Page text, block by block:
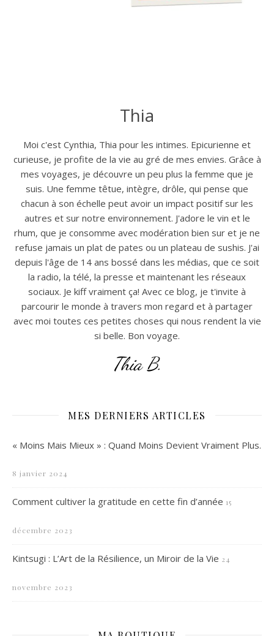
Thia
Moi c'est Cynthia, Thia pour les intimes. Epicurienne et
curieuse, je profite de la vie au gré de mes envies. Grâce à
mes voyages, je découvre un peu plus la femme que je
suis. Une femme têtue, intègre, drôle, qui pense que
chacun à son échelle peut avoir un impact positif sur les
autres et sur notre environnement. J'adore le vin et le
rhum, que je consomme avec modération bien sur et je ne
refuse jamais un plat de pates ou un plateau de sushis. J'ai
depuis l'âge de 14 ans bossé dans les médias, que ce soit
la radio, la télé, la presse et maintenant les réseaux
sociaux. Je kiff vraiment ça! Avec ce blog, je t'invite à
parcourir le monde à travers mon regard et à partager
avec moi toutes ces petites choses qui nous rendent la vie
si belle. Bon voyage.
Thia B.
MES DERNIERS ARTICLES
« Moins Mais Mieux » : Quand Moins Devient Vraiment Plus.
8 janvier 2024
Comment cultiver la gratitude en cette fin d’année 15
décembre 2023
Kintsugi : L’Art de la Résilience, un Miroir de la Vie 24
novembre 2023